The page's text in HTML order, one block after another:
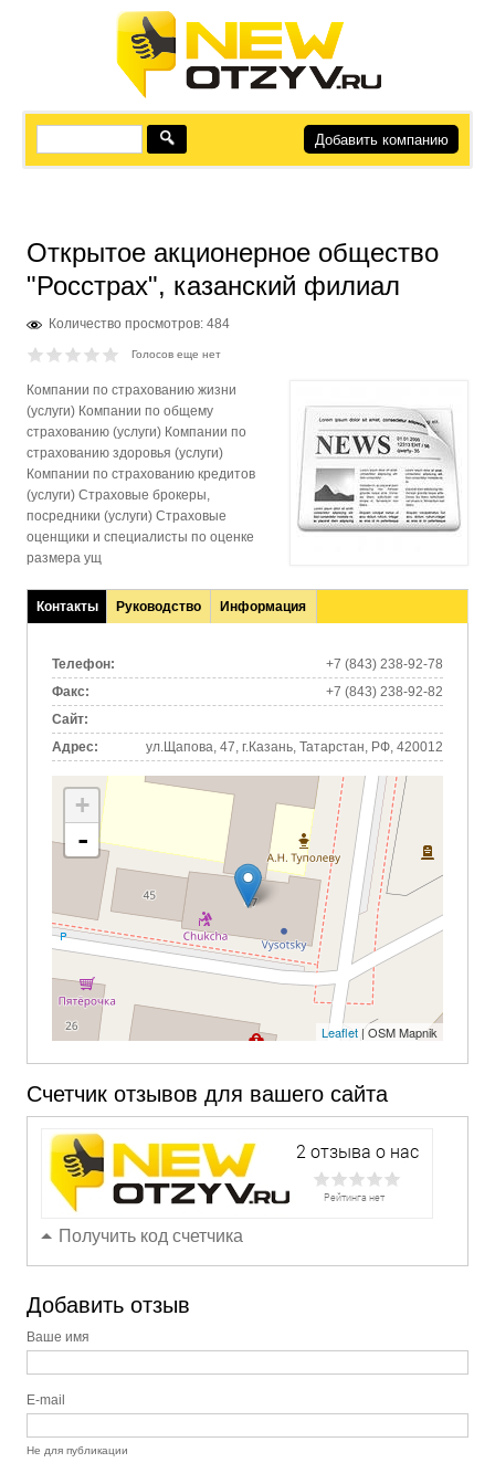
Добавить компанию
Открытое акционерное общество
"Росстрах", казанский филиал
Количество просмотров: 484
Голосов еще нет
Компании по страхованию жизни
(услуги) Компании по общему
страхованию (услуги) Компании по
страхованию здоровья (услуги)
Компании по страхованию кредитов
(услуги) Страховые брокеры,
посредники (услуги) Страховые
оценщики и специалисты по оценке
размера ущ
Контакты
(активная
Руководство Информация
Телефон:
+7 (843) 238-92-78
Факс:
+7 (843) 238-92-82
Сайт:
Адрес:
ул.Щапова, 47, г.Казань, Татарстан, РФ, 420012
+
-
Leaflet| OSM Mapnik
Счетчик отзывов для вашего сайта
Получить код счетчика
Добавить отзыв
Ваше имя
E-mail
Не для публикации